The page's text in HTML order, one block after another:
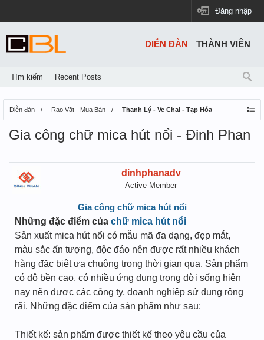
Đăng nhập
Diễn đàn Rao Vặt - Mua Bán Thanh Lý - Ve Chai - Tạp Hóa
Gia công chữ mica hút nổi - Đinh Phan
dinhphanadv
Active Member
Gia công chữ mica hút nổi
Những đặc điểm của chữ mica hút nổi
Sản xuất mica hút nổi có mẫu mã đa dạng, đẹp mắt,
màu sắc ấn tượng, độc đáo nên được rất nhiều khách
hàng đặc biệt ưa chuộng trong thời gian qua. Sản phẩm
có độ bền cao, có nhiều ứng dụng trong đời sống hiện
nay nên được các công ty, doanh nghiệp sử dụng rộng
rãi. Những đặc điểm của sản phẩm như sau:
Thiết kế: sản phẩm được thiết kế theo yêu cầu của
DIỄN ĐÀN
Tìm kiếm Recent Posts
THÀNH VIÊN